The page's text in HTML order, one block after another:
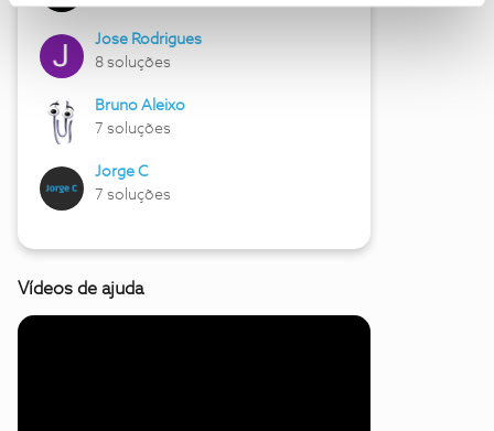
Jose Rodrigues
8 soluções
Bruno Aleixo
7 soluções
Jorge C
7 soluções
Vídeos de ajuda